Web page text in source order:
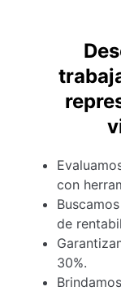
con
de
30%.